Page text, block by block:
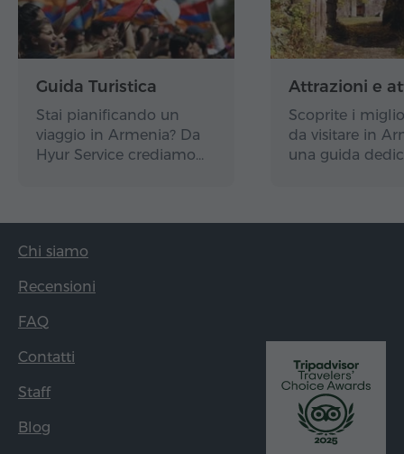
Guida Turistica
Stai pianificando un
viaggio in Armenia? Da
Hyur Service crediamo…
Attrazioni e
Scoprite i
da visitare in
una guida
Chi siamo
Recensioni
FAQ
Contatti
Staff
Blog